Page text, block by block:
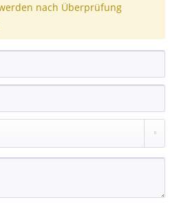
nach Überprüfung